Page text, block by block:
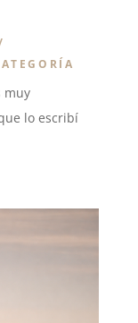
muy
lo escribí